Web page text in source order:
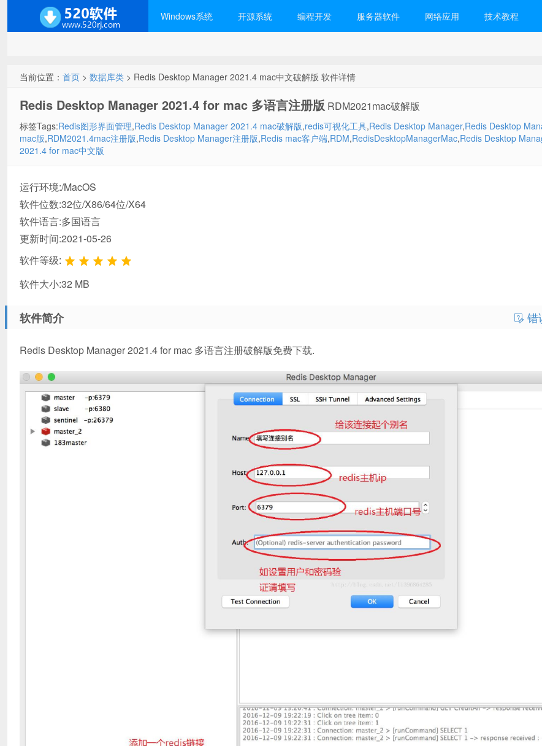
Windows系统 开源系统 编程开发 服务器软件 网络应用 技术教程
当前位置： 首页 > 数据库类 > Redis Desktop Manager 2021.4 mac中文破解版 软件详情
Redis Desktop Manager 2021.4 for mac 多语言注册版 RDM2021mac破解版
标签Tags:Redis图形界面管理,Redis Desktop Manager 2021.4 mac破解版,redis可视化工具,Redis Desktop Manager,Redis Desktop
mac版,RDM2021.4mac注册版,Redis Desktop Manager注册版,Redis mac客户端,RDM,RedisDesktopManagerMac,Redis Desktop
2021.4 for mac中文版
运行环境:/MacOS
软件位数:32位/X86/64位/X64
软件语言:多国语言
更新时间:2021-05-26
软件等级:
软件大小:32 MB
软件简介 错
Redis Desktop Manager 2021.4 for mac 多语言注册破解版免费下载.